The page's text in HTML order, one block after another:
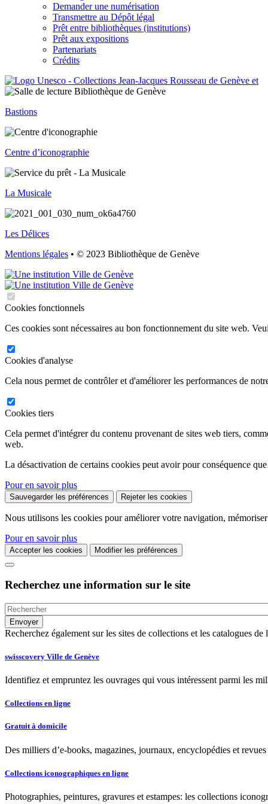
Demander une numérisation
Transmettre au Dépôt légal
Prêt entre bibliothèques (institutions)
Prêt aux expositions
Partenariats
Crédits
Bastions
Centre d’iconographie
La Musicale
Les Délices
Mentions légales • © 2023 Bibliothèque de Genève
Cookies fonctionnels
Ces cookies sont nécessaires au bon fonctionnement du site web.
Cookies d'analyse
Cela nous permet de contrôler et d'améliorer les performances de
Cookies tiers
Cela permet d'intégrer du contenu provenant de sites web tiers,
web.
La désactivation de certains cookies peut avoir pour conséquence
Pour en savoir plus
Sauvegarder les préférences Rejeter les cookies
Nous utilisons les cookies pour améliorer votre navigation,
Pour en savoir plus
Accepter les cookies Modifier les préférences
Recherchez une information sur le site
Recherchez également sur les sites de collections et les catalogues
swisscovery Ville de Genève
Identifiez et empruntez les ouvrages qui vous intéressent parmi les
Collections en ligne
Gratuit à domicile
Des milliers d’e-books, magazines, journaux, encyclopédies et
Collections iconographiques en ligne
Photographies, peintures, gravures et estampes: les collections